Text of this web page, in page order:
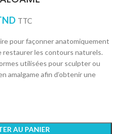
TTC
pour façonner anatomiquement
restaurer les contours naturels.
utilisées pour sculpter ou
amalgame afin d’obtenir une
AU PANIER